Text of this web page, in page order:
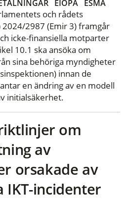
EIOPA ESMA
och rådets
2024/2987 (Emir 3) framgår
icke-finansiella motparter
10.1 ska ansöka om
sina behöriga myndigheter
innan de
en ändring av en modell
initialsäkerhet.
om
av
orsakade av
IKT-incidenter